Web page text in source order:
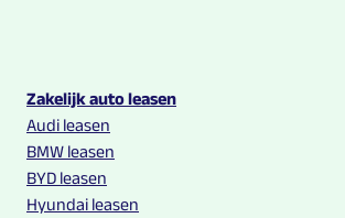
Multilease links en contact informatie
Zakelijk auto leasen
Audi leasen
BMW leasen
BYD leasen
Hyundai leasen